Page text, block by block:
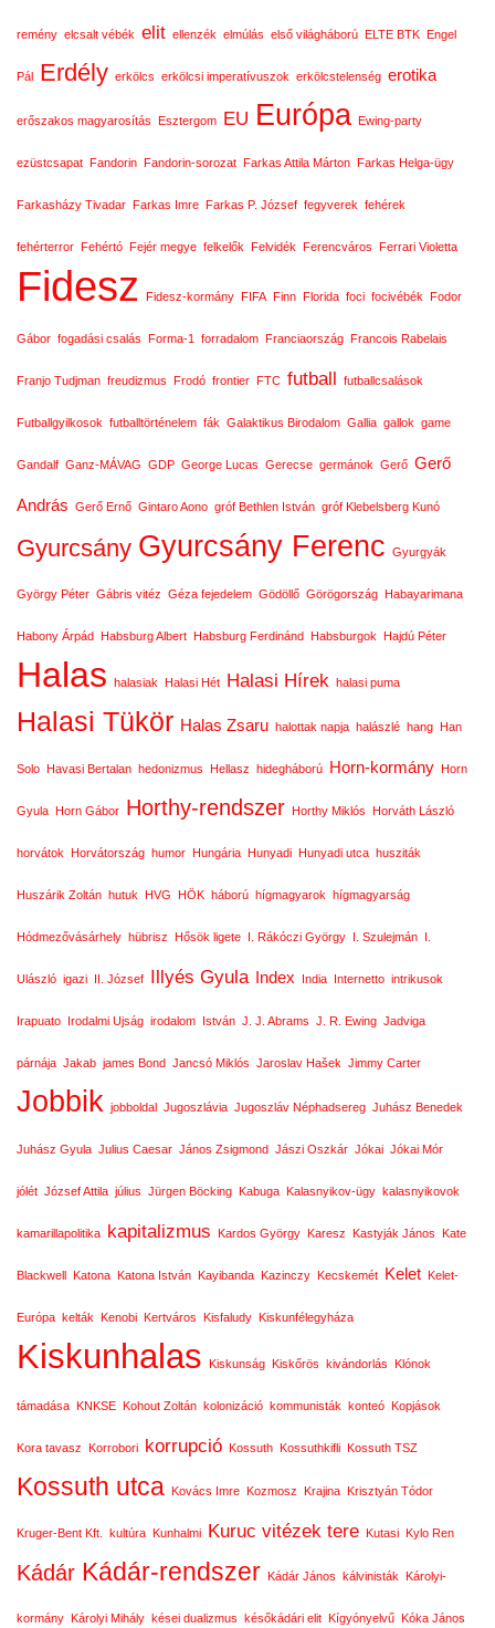
remény elcsalt vébék elit ellenzék elmúlás első világháború ELTE BTK Engel
Pál Erdély erkölcs erkölcsi imperatívuszok erkölcstelenség erotika
erőszakos magyarosítás Esztergom EU Európa Ewing-party
ezüstcsapat Fandorin Fandorin-sorozat Farkas Attila Márton Farkas Helga-ügy
Farkasházy Tivadar Farkas Imre Farkas P. József fegyverek fehérek
fehérterror Fehértó Fejér megye felkelők Felvidék Ferencváros Ferrari Violetta
Fidesz Fidesz-kormány FIFA Finn Florida foci focivébék Fodor
Gábor fogadási csalás Forma-1 forradalom Franciaország Francois Rabelais
Franjo Tudjman freudizmus Frodó frontier FTC futball futballcsalások
Futballgyilkosok futballtörténelem fák Galaktikus Birodalom Gallia gallok game
Gandalf Ganz-MÁVAG GDP George Lucas Gerecse germánok Gerő Gerő
András Gerő Ernő Gintaro Aono gróf Bethlen István gróf Klebelsberg Kunó
Gyurcsány Gyurcsány Ferenc Gyurgyák
György Péter Gábris vitéz Géza fejedelem Gödöllő Görögország Habayarimana
Habony Árpád Habsburg Albert Habsburg Ferdinánd Habsburgok Hajdú Péter
Halas halasiak Halasi Hét Halasi Hírek halasi puma
Halasi Tükör Halas Zsaru halottak napja halászlé hang Han
Solo Havasi Bertalan hedonizmus Hellasz hidegháború Horn-kormány Horn
Gyula Horn Gábor Horthy-rendszer Horthy Miklós Horváth László
horvátok Horvátország humor Hungária Hunyadi Hunyadi utca husziták
Huszárik Zoltán hutuk HVG HÖK háború hígmagyarok hígmagyarság
Hódmezővásárhely hübrisz Hősök ligete I. Rákóczi György I. Szulejmán I.
Ulászló igazi II. József Illyés Gyula Index India Internetto intrikusok
Irapuato Irodalmi Ujság irodalom István J. J. Abrams J. R. Ewing Jadviga
párnája Jakab james Bond Jancsó Miklós Jaroslav Hašek Jimmy Carter
Jobbik jobboldal Jugoszlávia Jugoszláv Néphadsereg Juhász Benedek
Juhász Gyula Julius Caesar János Zsigmond Jászi Oszkár Jókai Jókai Mór
jólét József Attila július Jürgen Böcking Kabuga Kalasnyikov-ügy kalasnyikovok
kamarillapolitika kapitalizmus Kardos György Karesz Kastyják János Kate
Blackwell Katona Katona István Kayibanda Kazinczy Kecskemét Kelet Kelet-
Európa kelták Kenobi Kertváros Kisfaludy Kiskunfélegyháza
Kiskunhalas Kiskunság Kiskőrös kivándorlás Klónok
támadása KNKSE Kohout Zoltán kolonizáció kommunisták konteó Kopjások
Kora tavasz Korrobori korrupció Kossuth Kossuthkifli Kossuth TSZ
Kossuth utca Kovács Imre Kozmosz Krajina Krisztyán Tódor
Kruger-Bent Kft. kultúra Kunhalmi Kuruc vitézek tere Kutasi Kylo Ren
Kádár Kádár-rendszer Kádár János kálvinisták Károlyi-
kormány Károlyi Mihály kései dualizmus későkádári elit Kígyónyelvű Kóka János